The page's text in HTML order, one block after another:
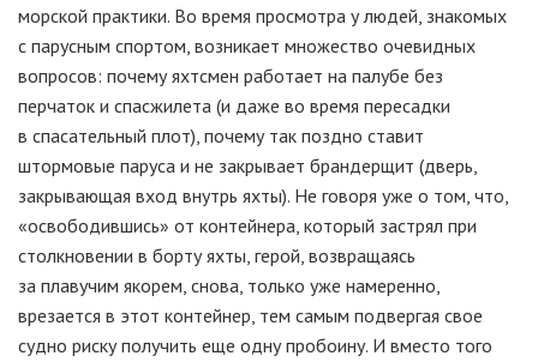
морской практики. Во время просмотра у людей, знакомых
с парусным спортом, возникает множество очевидных
вопросов: почему яхтсмен работает на палубе без
перчаток и спасжилета (и даже во время пересадки
в спасательный плот), почему так поздно ставит
штормовые паруса и не закрывает брандерщит (дверь,
закрывающая вход внутрь яхты). Не говоря уже о том, что,
«освободившись» от контейнера, который застрял при
столкновении в борту яхты, герой, возвращаясь
за плавучим якорем, снова, только уже намеренно,
врезается в этот контейнер, тем самым подвергая свое
судно риску получить еще одну пробоину. И вместо того